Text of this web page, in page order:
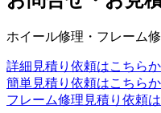
ホイール修理・フレーム
詳細見積り依頼は
簡単見積り依頼は
フレーム修理見積り依